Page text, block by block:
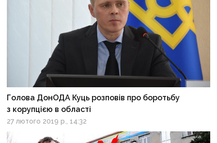
Голова ДонОДА Куць розповів про боротьбу
з корупцією в області
27 лютого 2019 р., 14:32